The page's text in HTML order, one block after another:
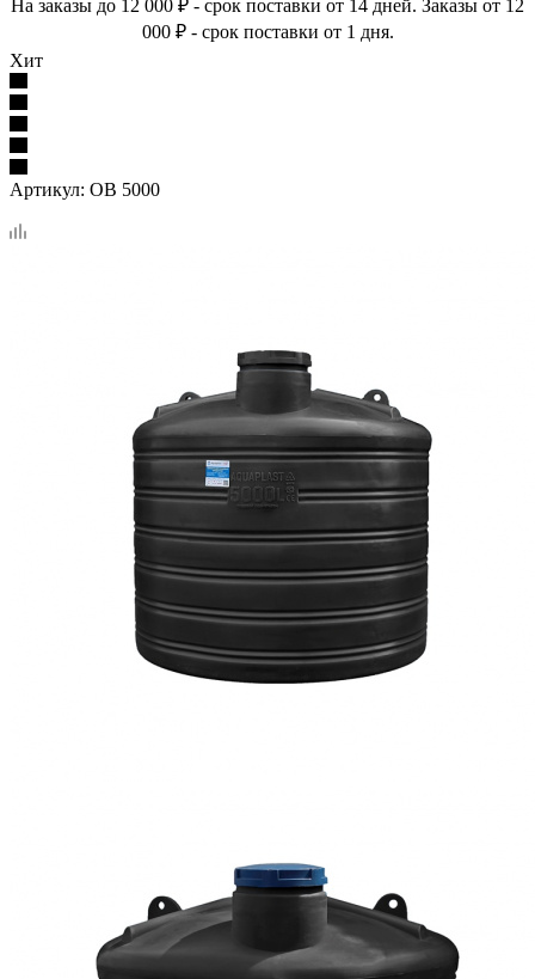
На заказы до 12 000 ₽ - срок поставки от 14 дней. Заказы от 12
000 ₽ - срок поставки от 1 дня.
Хит
Артикул: ОВ 5000